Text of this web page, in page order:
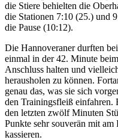
die Stiere behielten die
die Stationen 7:10 (25.) und
die Pause (10:12).
Die Hannoveraner durften
einmal in der 42. Minute
Anschluss halten und
herausholen zu können.
genau das, was sie sich
den Trainingsfleiß einfahren.
den letzten zwölf Minuten
Punkte sehr souverän mit
kassieren.